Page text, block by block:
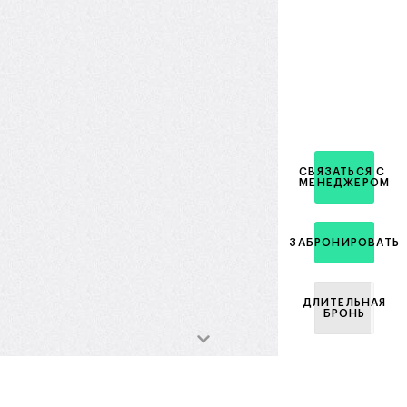
СВЯЗАТЬСЯ С
МЕНЕДЖЕРОМ
ЗАБРОНИРОВАТЬ
ДЛИТЕЛЬНАЯ
БРОНЬ